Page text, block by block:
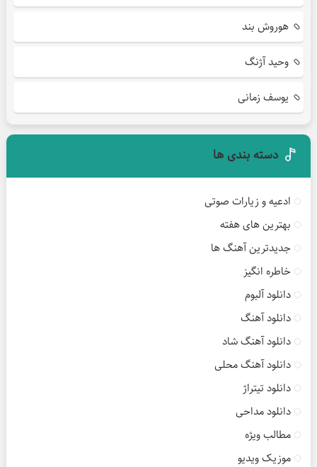
هوروش بند
وحید آژنگ
یوسف زمانی
دسته بندی ها
ادعیه و زیارات صوتی
بهترین های هفته
جدیدترین آهنگ ها
خاطره انگیز
دانلود آلبوم
دانلود آهنگ
دانلود آهنگ شاد
دانلود آهنگ محلی
دانلود تیتراژ
دانلود مداحی
مطالب ویژه
موزیک ویدیو